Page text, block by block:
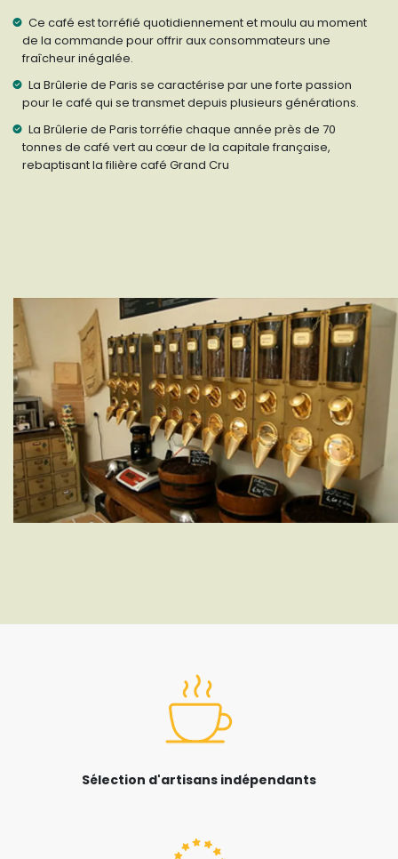
Ce café est torréfié quotidiennement et moulu au moment
de la commande pour offrir aux consommateurs une
fraîcheur inégalée.
La Brûlerie de Paris se caractérise par une forte passion
pour le café qui se transmet depuis plusieurs générations.
La Brûlerie de Paris torréfie chaque année près de 70
tonnes de café vert au cœur de la capitale française,
rebaptisant la filière café Grand Cru
Sélection d'artisans indépendants